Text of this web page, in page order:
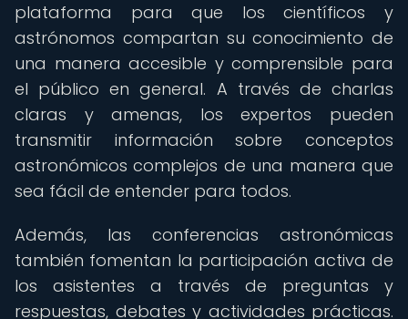
plataforma para que los científicos y
astrónomos compartan su conocimiento de
una manera accesible y comprensible para
el público en general. A través de charlas
claras y amenas, los expertos pueden
transmitir información sobre conceptos
astronómicos complejos de una manera que
sea fácil de entender para todos.
Además, las conferencias astronómicas
también fomentan la participación activa de
los asistentes a través de preguntas y
respuestas, debates y actividades prácticas.